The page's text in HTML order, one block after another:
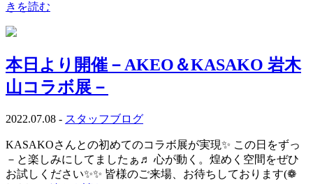
きを読む
本日より開催－AKEO＆KASAKO 岩木
山コラボ展－
2022.07.08 - スタッフブログ
KASAKOさんとの初めてのコラボ展が実現✨ この日をずっ
－と楽しみにしてましたぁ♬ 心が動く。煌めく空間をぜひ
お試しください✨✨ 皆様のご来場、お待ちしております(❁